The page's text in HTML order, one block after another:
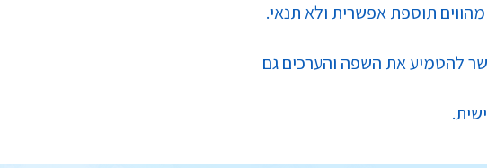
מהווים תוספת אפשרית ולא תנאי.
להטמיע את השפה והערכים גם